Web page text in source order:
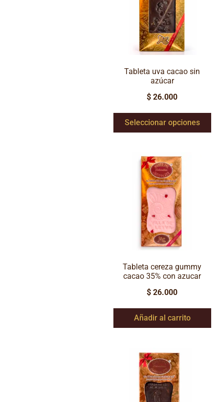
Tableta uva cacao sin
azúcar
$ 26.000
Seleccionar opciones
Tableta cereza gummy
cacao 35% con azucar
$ 26.000
Añadir al carrito